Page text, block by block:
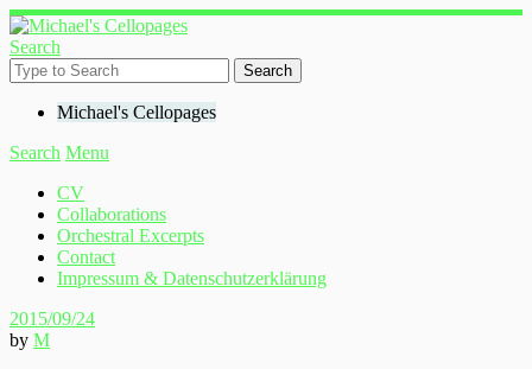
Search
Michael's Cellopages
Search Menu
CV
Collaborations
Orchestral Excerpts
Contact
Impressum & Datenschutzerklärung
2015/09/24
by M